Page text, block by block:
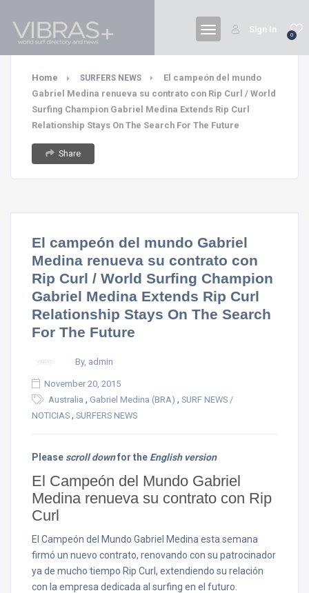
0
Sign In
Home SURFERS NEWS
El campeón del mundo
Gabriel Medina renueva su contrato con Rip Curl / World
Surfing Champion Gabriel Medina Extends Rip Curl
Relationship Stays On The Search For The Future
Share
El campeón del mundo Gabriel
Medina renueva su contrato con
Rip Curl / World Surfing Champion
Gabriel Medina Extends Rip Curl
Relationship Stays On The Search
For The Future
By, admin
November 20, 2015
Australia , Gabriel Medina (BRA) , SURF NEWS /
NOTICIAS , SURFERS NEWS
Please scroll downfor the English version
El Campeón del Mundo Gabriel
Medina renueva su contrato con Rip
Curl
El Campeón del Mundo Gabriel Medina esta semana
firmó un nuevo contrato, renovando con su patrocinador
ya de mucho tiempo Rip Curl, extendiendo su relación
con la empresa dedicada al surfing en el futuro.